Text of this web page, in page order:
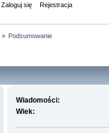
Zaloguj się Rejestracja
» Podsumowanie
Wiadomości:
Wiek: